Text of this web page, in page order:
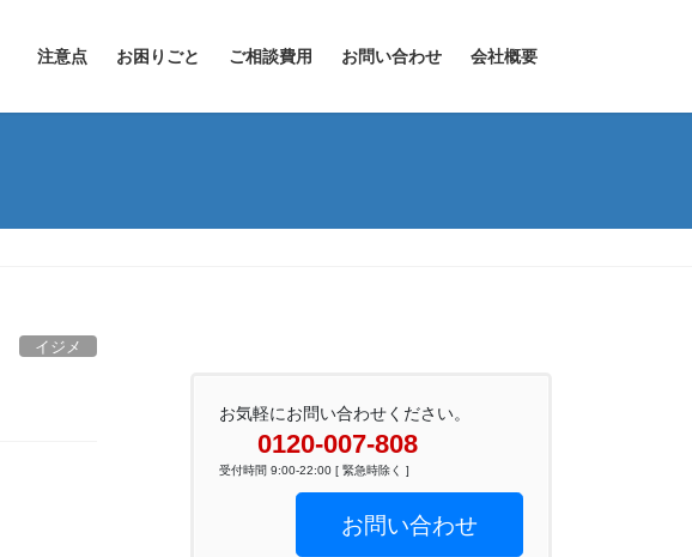
注意点 お困りごと ご相談費用 お問い合わせ 会社概要
イジメ
お気軽にお問い合わせください。
0120-007-808
受付時間 9:00-22:00 [ 緊急時除く ]
お問い合わせ